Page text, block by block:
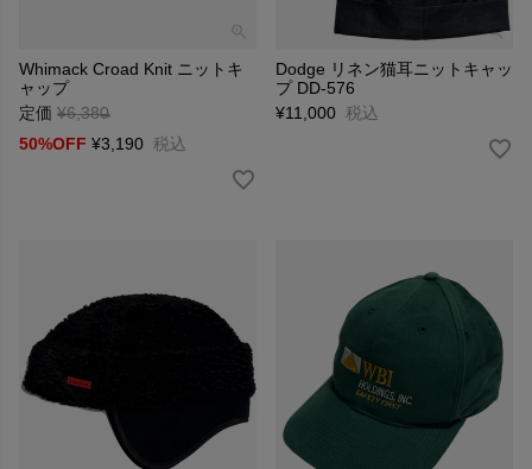
Whimack Croad Knit ニットキ
ャップ
定価 ¥6,380
→
50%OFF ¥3,190 税込
Dodge リネン猫耳ニットキャッ
プ DD-576
¥11,000 税込